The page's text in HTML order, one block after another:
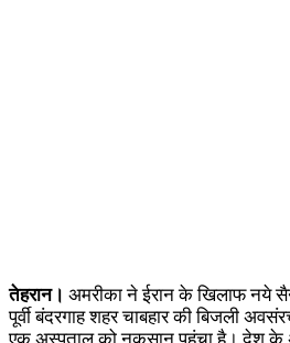
तेहरान। अमरीका ने ईरान के खिलाफ नये
पूर्वी बंदरगाह शहर चाबहार की बिजली